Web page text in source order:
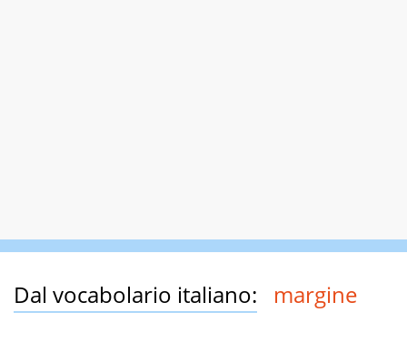
Dal vocabolario italiano: margine